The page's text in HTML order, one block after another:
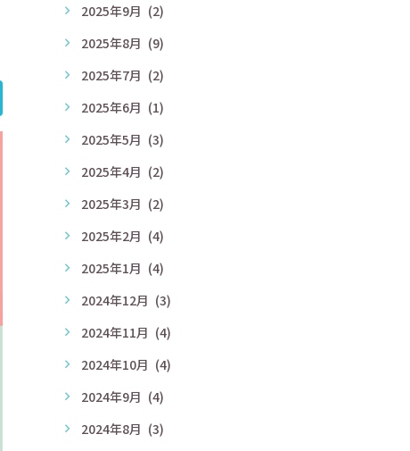
2025年9月 (2)
2025年8月 (9)
2025年7月 (2)
2025年6月 (1)
2025年5月 (3)
2025年4月 (2)
2025年3月 (2)
2025年2月 (4)
2025年1月 (4)
2024年12月 (3)
2024年11月 (4)
2024年10月 (4)
2024年9月 (4)
2024年8月 (3)